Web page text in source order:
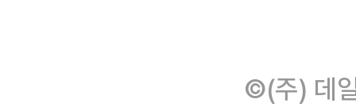
©(주) 데